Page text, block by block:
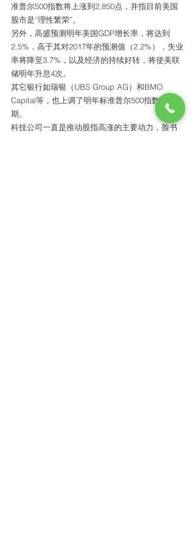
准普尔500指数将上涨到2,850点，并指目前美国
股市是“理性繁荣”。
另外，高盛预测明年美国GDP增长率，将达到
2.5%，高于其对2017年的预测值（2.2%），失业
率将降至3.7%，以及经济的持续好转，将使美联
储明年升息4次。
其它银行如瑞银（UBS Group AG）和BMO
Capital等，也上调了明年标准普尔500指数的预
期。
科技公司一直是推动股指高涨的主要动力，脸书